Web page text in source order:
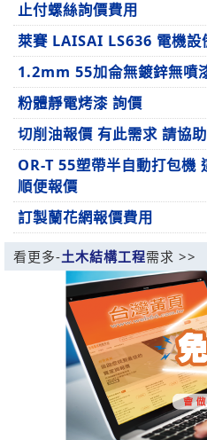
止付螺絲詢價費用
萊賽 LAISAI LS636 電機設
1.2mm 55加侖無鍍鋅無噴
粉體靜電烤漆 詢價
切削油報價 有此需求 請協助
OR-T 55塑帶半自動打包機
順便報價
訂製蘭花網報價費用
看更多-土木結構工程需求 >>